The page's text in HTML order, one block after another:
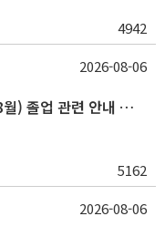
4942
★ [졸업] 2025학년도 후기(2026년 8월) 졸업 관련 안내 및 확정자 명단 공지
5162
2026-08-06
2026-08-06